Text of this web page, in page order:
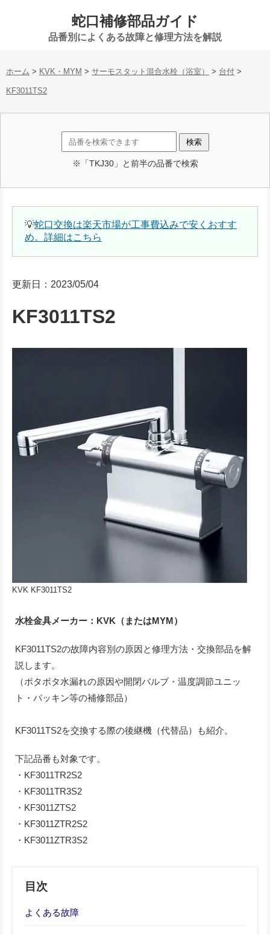
蛇口補修部品ガイド
品番別によくある故障と修理方法を解説
ホーム > KVK・MYM > サーモスタット混合水栓（浴室） > 台付 >
KF3011TS2
※「TKJ30」と前半の品番で検索
💡蛇口交換は楽天市場が工事費込みで安くおすす
め。詳細はこちら
更新日：2023/05/04
KF3011TS2
KVK KF3011TS2
水栓金具メーカー：KVK（またはMYM）
KF3011TS2の故障内容別の原因と修理方法・交換部品を解
説します。
（ポタポタ水漏れの原因や開閉バルブ・温度調節ユニッ
ト・パッキン等の補修部品）
KF3011TS2を交換する際の後継機（代替品）も紹介。
下記品番も対象です。
・KF3011TR2S2
・KF3011TR3S2
・KF3011ZTS2
・KF3011ZTR2S2
・KF3011ZTR3S2
目次
よくある故障